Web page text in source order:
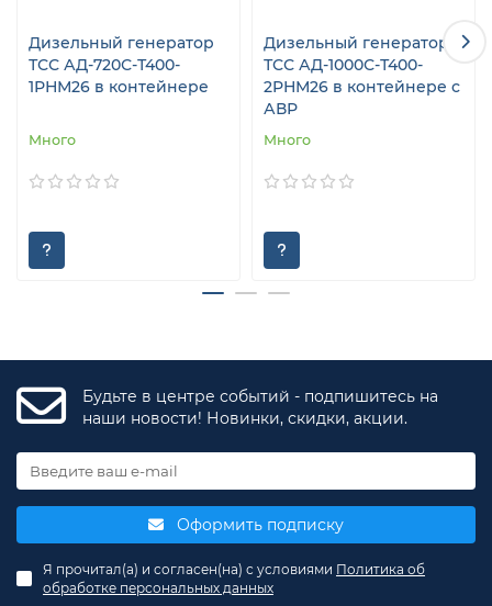
Дизельный генератор
ТСС АД-720С-Т400-
1РНМ26 в контейнере
Много
Дизельный генератор
ТСС АД-1000С-Т400-
2РНМ26 в контейнере с
АВР
Много
Будьте в центре событий - подпишитесь на
наши новости! Новинки, скидки, акции.
Оформить подписку
Я прочитал(а) и согласен(на) с условиями Политика об
обработке персональных данных